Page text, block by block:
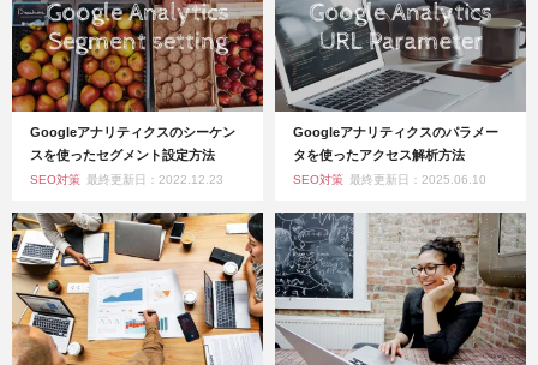
Googleアナリティクスのシーケン
スを使ったセグメント設定方法
SEO対策 最終更新日：2022.12.23
Googleアナリティクスのパラメー
タを使ったアクセス解析方法
SEO対策 最終更新日：2025.06.10